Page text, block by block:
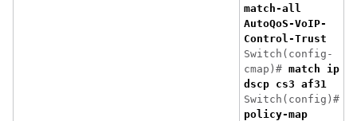
match-all
AutoQoS-VoIP-
Control-Trust
Switch(config-
cmap)# match ip
dscp cs3 af31
Switch(config)#
policy-map